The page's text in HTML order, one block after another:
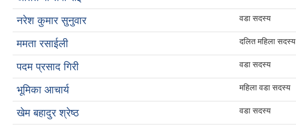
नरेश कुमार सुनुवार वडा सदस्य
ममता रसाईली दलित महिला सदस्य
पदम प्रसाद गिरी वडा सदस्य
भूमिका आचार्य महिला वडा सदस्य
खेम बहादुर श्रेष्ठ वडा सदस्य